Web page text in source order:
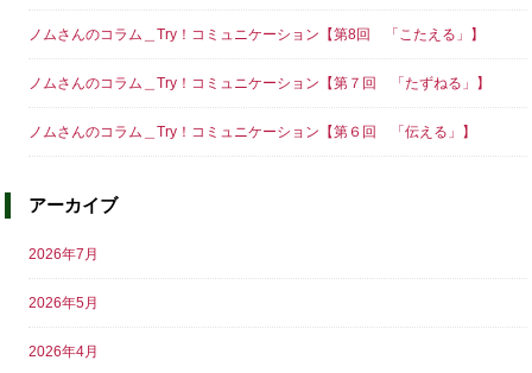
ノムさんのコラム＿Try！コミュニケーション【第8回 「こたえる」】
ノムさんのコラム＿Try！コミュニケーション【第７回 「たずねる」】
ノムさんのコラム＿Try！コミュニケーション【第６回 「伝える」】
アーカイブ
2026年7月
2026年5月
2026年4月